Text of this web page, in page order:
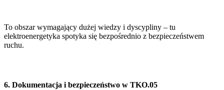
To obszar wymagający dużej wiedzy i dyscypliny – tu
elektroenergetyka spotyka się bezpośrednio z bezpieczeństwem
ruchu.
6. Dokumentacja i bezpieczeństwo w TKO.05